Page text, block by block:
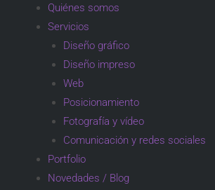
Quiénes somos
Servicios
Diseño gráfico
Diseño impreso
Web
Posicionamiento
Fotografía y vídeo
Comunicación y redes sociales
Portfolio
Novedades / Blog